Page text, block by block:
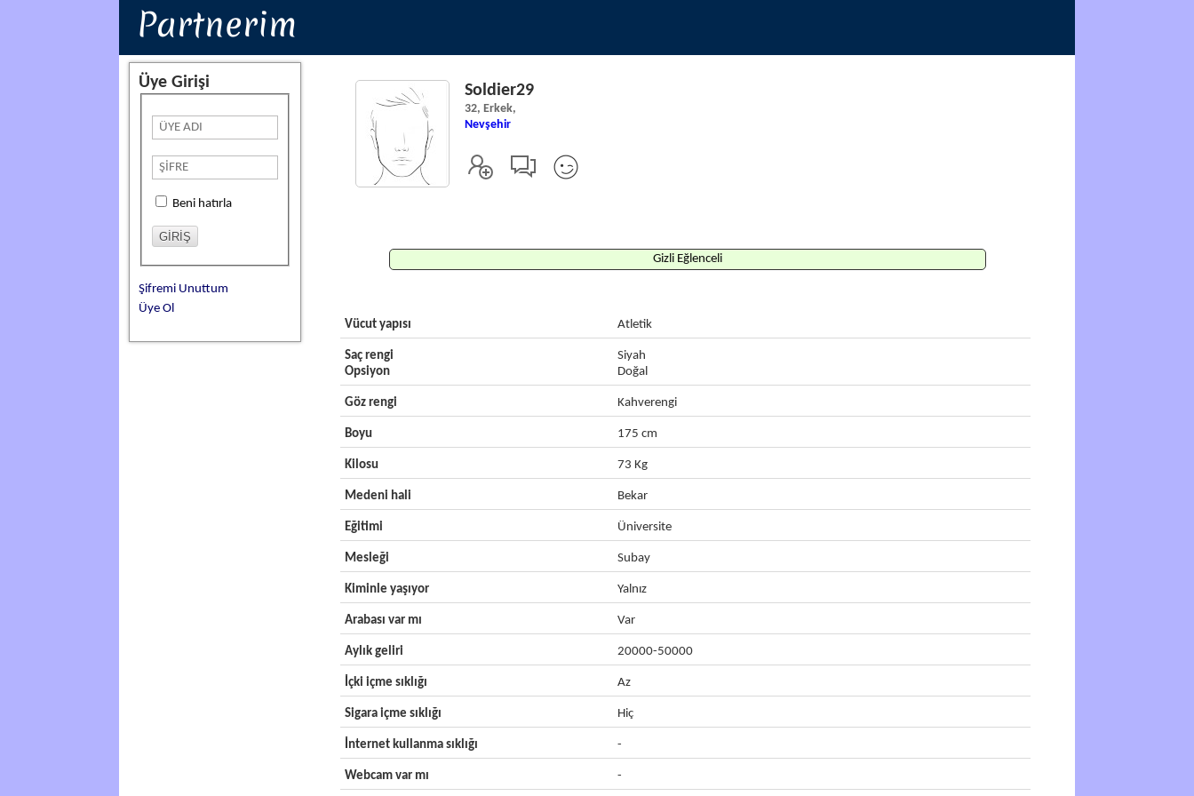
Partnerim
Üye Girişi
Beni hatırla
Şifremi Unuttum
Üye Ol
Soldier29
32, Erkek,
Nevşehir
Gizli Eğlenceli
Vücut yapısı Atletik
Saç rengi
Opsiyon
Siyah
Doğal
Göz rengi Kahverengi
Boyu 175 cm
Kilosu 73 Kg
Medeni hali Bekar
Eğitimi Üniversite
Mesleği Subay
Kiminle yaşıyor Yalnız
Arabası var mı Var
Aylık geliri 20000-50000
İçki içme sıklığı Az
Sigara içme sıklığı Hiç
İnternet kullanma sıklığı -
Webcam var mı -